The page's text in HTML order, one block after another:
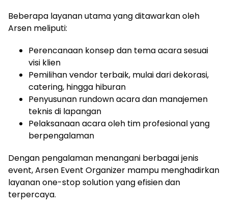
Beberapa layanan utama yang ditawarkan oleh
Arsen meliputi:
Perencanaan konsep dan tema acara sesuai
visi klien
Pemilihan vendor terbaik, mulai dari dekorasi,
catering, hingga hiburan
Penyusunan rundown acara dan manajemen
teknis di lapangan
Pelaksanaan acara oleh tim profesional yang
berpengalaman
Dengan pengalaman menangani berbagai jenis
event, Arsen Event Organizer mampu menghadirkan
layanan one-stop solution yang efisien dan
terpercaya.